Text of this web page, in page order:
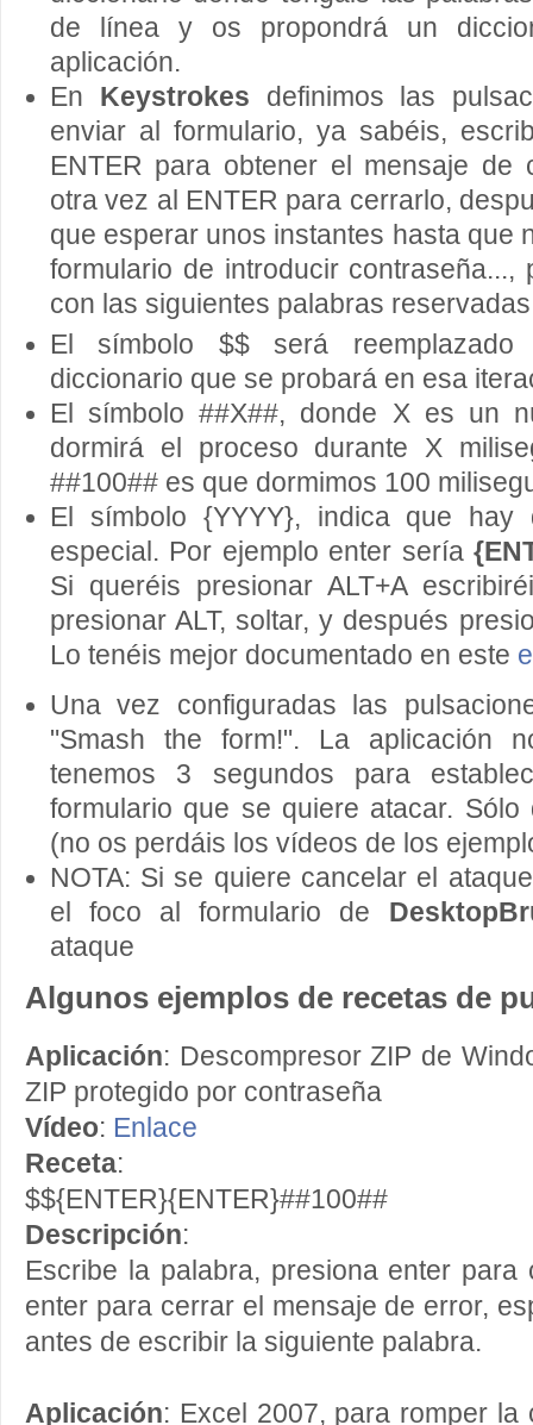
de línea y os propondrá un
aplicación.
En Keystrokes definimos las
enviar al formulario, ya sabéis,
ENTER para obtener el mensaje de
otra vez al ENTER para cerrarlo,
que esperar unos instantes hasta que
formulario de introducir contraseña...,
con las siguientes palabras
El símbolo $$ será
diccionario que se probará en esa
El símbolo ##X##, donde X es un
dormirá el proceso durante X
##100## es que dormimos 100
El símbolo {YYYY}, indica que
especial. Por ejemplo enter sería
Si queréis presionar ALT+A
presionar ALT, soltar, y después
Lo tenéis mejor documentado en este
Una vez configuradas las
"Smash the form!". La aplicación
tenemos 3 segundos para
formulario que se quiere atacar. Sólo
(no os perdáis los vídeos de los
NOTA: Si se quiere cancelar el
el foco al formulario de
ataque
Algunos ejemplos de recetas de
Aplicación: Descompresor ZIP de
ZIP protegido por contraseña
Vídeo: Enlace
Receta:
$${ENTER}{ENTER}##100##
Descripción:
Escribe la palabra, presiona enter para
enter para cerrar el mensaje de error,
antes de escribir la siguiente palabra.
Aplicación: Excel 2007, para romper la